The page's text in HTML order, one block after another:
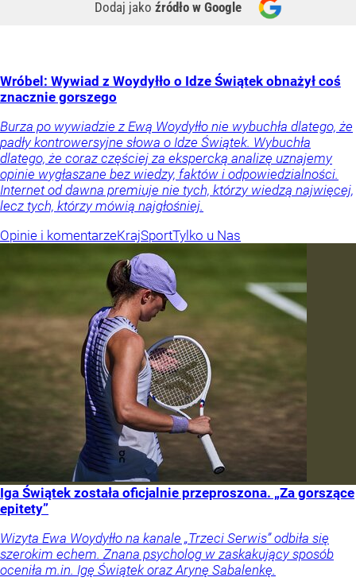
Dodaj jako źródło w Google
Wróbel: Wywiad z Woydyłło o Idze Świątek obnażył coś
znacznie gorszego
Burza po wywiadzie z Ewą Woydyłło nie wybuchła dlatego, że
padły kontrowersyjne słowa o Idze Świątek. Wybuchła
dlatego, że coraz częściej za ekspercką analizę uznajemy
opinie wygłaszane bez wiedzy, faktów i odpowiedzialności.
Internet od dawna premiuje nie tych, którzy wiedzą najwięcej,
lecz tych, którzy mówią najgłośniej.
Opinie i komentarzeKrajSportTylko u Nas
Iga Świątek została oficjalnie przeproszona. „Za gorszące
epitety”
Wizyta Ewa Woydyłło na kanale „Trzeci Serwis” odbiła się
szerokim echem. Znana psycholog w zaskakujący sposób
oceniła m.in. Igę Świątek oraz Arynę Sabalenkę.